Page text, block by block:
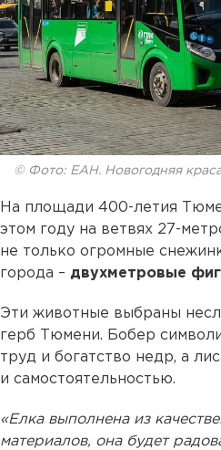
© Фото: ЕАН. Новогодняя
На площади 400-летия
этом году на ветвях 27-
не только огромные
города – двухметровые
Эти животные выбраны
герб Тюмени. Бобер
труд и богатство недр, а
и самостоятельностью.
«Елка выполнена из
материалов, она будет